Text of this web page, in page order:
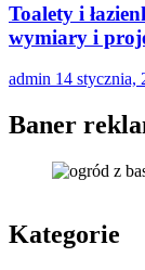
Toalety i
wymiary i
admin 14 stycznia,
Baner
Kategorie